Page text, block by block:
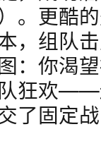
。更酷
，组队
：你渴
狂欢
了固定